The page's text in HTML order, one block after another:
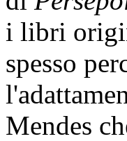
i libri
spesso
Mendes